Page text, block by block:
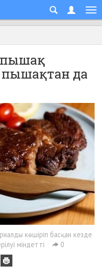
пышақ
пышақтан да
көшіріп басқан кезде
міндетті
0